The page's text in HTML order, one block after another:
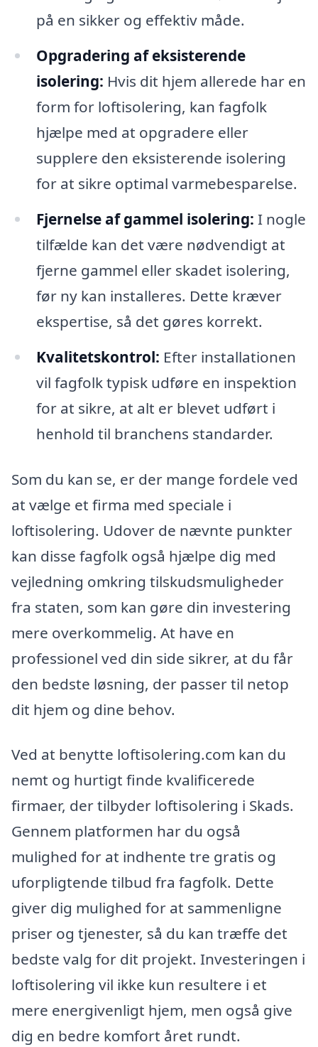
på en sikker og effektiv måde.
Opgradering af eksisterende
isolering: Hvis dit hjem allerede har en
form for loftisolering, kan fagfolk
hjælpe med at opgradere eller
supplere den eksisterende isolering
for at sikre optimal varmebesparelse.
Fjernelse af gammel isolering: I nogle
tilfælde kan det være nødvendigt at
fjerne gammel eller skadet isolering,
før ny kan installeres. Dette kræver
ekspertise, så det gøres korrekt.
Kvalitetskontrol: Efter installationen
vil fagfolk typisk udføre en inspektion
for at sikre, at alt er blevet udført i
henhold til branchens standarder.
Som du kan se, er der mange fordele ved
at vælge et firma med speciale i
loftisolering. Udover de nævnte punkter
kan disse fagfolk også hjælpe dig med
vejledning omkring tilskudsmuligheder
fra staten, som kan gøre din investering
mere overkommelig. At have en
professionel ved din side sikrer, at du får
den bedste løsning, der passer til netop
dit hjem og dine behov.
Ved at benytte loftisolering.com kan du
nemt og hurtigt finde kvalificerede
firmaer, der tilbyder loftisolering i Skads.
Gennem platformen har du også
mulighed for at indhente tre gratis og
uforpligtende tilbud fra fagfolk. Dette
giver dig mulighed for at sammenligne
priser og tjenester, så du kan træffe det
bedste valg for dit projekt. Investeringen i
loftisolering vil ikke kun resultere i et
mere energivenligt hjem, men også give
dig en bedre komfort året rundt.